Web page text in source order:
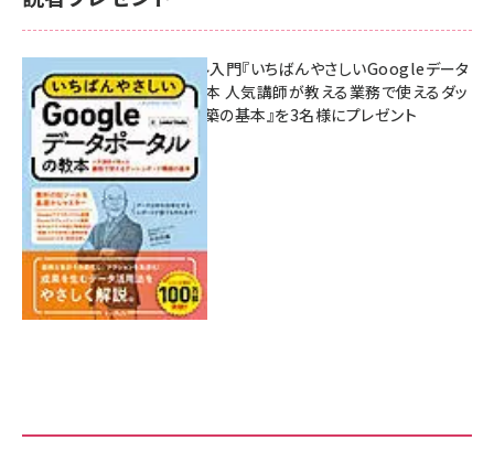
無料BIツール入門『いちばんやさしいGoogleデータ
ポータルの教本 人気講師が教える業務で使えるダッ
シュボード構築の基本』を3名様にプレゼント
7月31日 10:00